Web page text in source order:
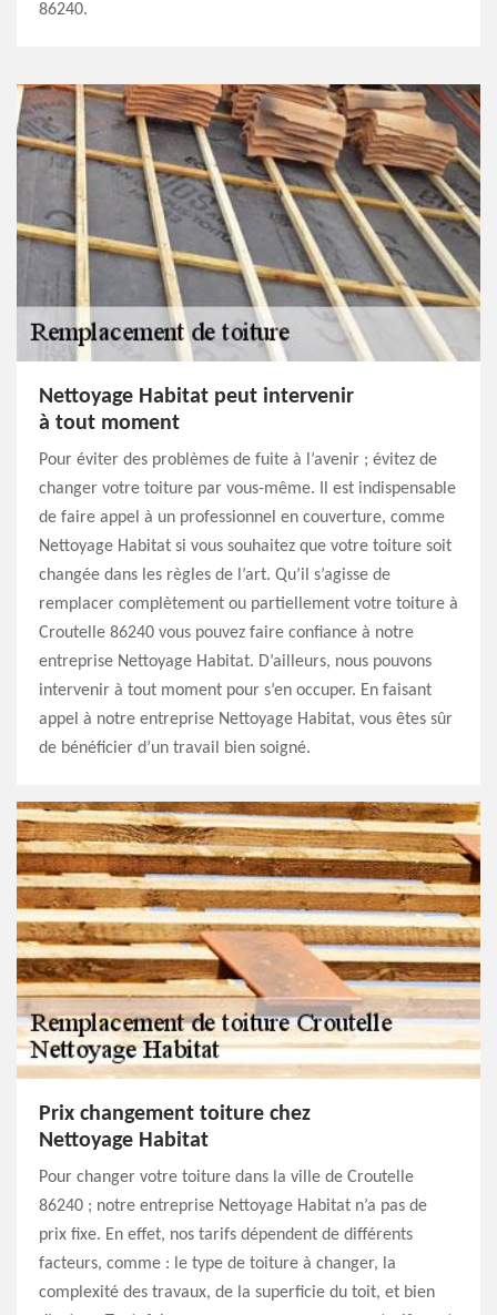
86240.
Nettoyage Habitat peut intervenir
à tout moment
Pour éviter des problèmes de fuite à l’avenir ; évitez de
changer votre toiture par vous-même. Il est indispensable
de faire appel à un professionnel en couverture, comme
Nettoyage Habitat si vous souhaitez que votre toiture soit
changée dans les règles de l’art. Qu’il s’agisse de
remplacer complètement ou partiellement votre toiture à
Croutelle 86240 vous pouvez faire confiance à notre
entreprise Nettoyage Habitat. D’ailleurs, nous pouvons
intervenir à tout moment pour s’en occuper. En faisant
appel à notre entreprise Nettoyage Habitat, vous êtes sûr
de bénéficier d’un travail bien soigné.
Prix changement toiture chez
Nettoyage Habitat
Pour changer votre toiture dans la ville de Croutelle
86240 ; notre entreprise Nettoyage Habitat n’a pas de
prix fixe. En effet, nos tarifs dépendent de différents
facteurs, comme : le type de toiture à changer, la
complexité des travaux, de la superficie du toit, et bien